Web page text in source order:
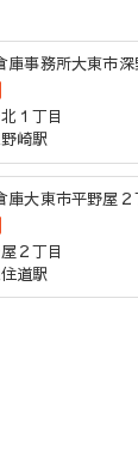
事務所大東市
１丁目
崎駅
大東市平野屋
２丁目
道駅